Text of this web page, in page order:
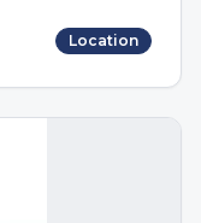
Location